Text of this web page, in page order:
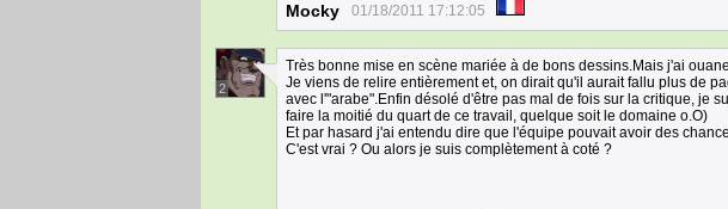
Mocky 01/18/2011 17:12:05
2
Très bonne mise en scène mariée à de bons dessins.Mais j'ai
Je viens de relire entièrement et, on dirait qu'il aurait fallu plus de
avec l'"arabe".Enfin désolé d'être pas mal de fois sur la critique, je
faire la moitié du quart de ce travail, quelque soit le domaine o.O)
Et par hasard j'ai entendu dire que l'équipe pouvait avoir des
C'est vrai ? Ou alors je suis complètement à coté ?